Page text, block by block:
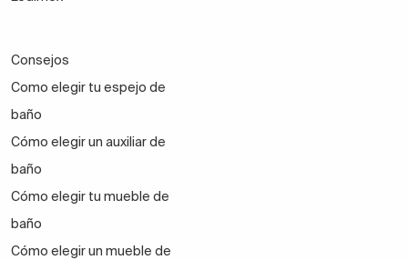
Consejos
Como elegir tu espejo de
baño
Cómo elegir un auxiliar de
baño
Cómo elegir tu mueble de
baño
Cómo elegir un mueble de